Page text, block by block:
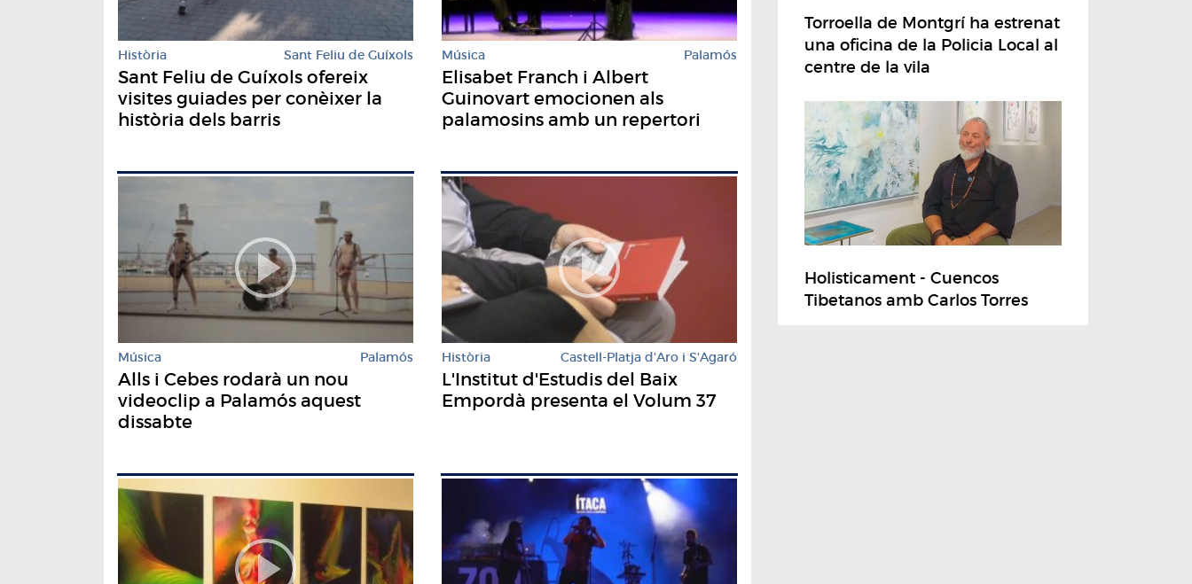
Història Sant Feliu de Guíxols
Sant Feliu de Guíxols ofereix
visites guiades per conèixer la
història dels barris
Música Palamós
Elisabet Franch i Albert
Guinovart emocionen als
palamosins amb un repertori
Música Palamós
Alls i Cebes rodarà un nou
videoclip a Palamós aquest
dissabte
Història Castell-Platja d'Aro i S'Agaró
L'Institut d'Estudis del Baix
Empordà presenta el Volum 37
Torroella de Montgrí ha estrenat
una oficina de la Policia Local al
centre de la vila
Holisticament - Cuencos
Tibetanos amb Carlos Torres